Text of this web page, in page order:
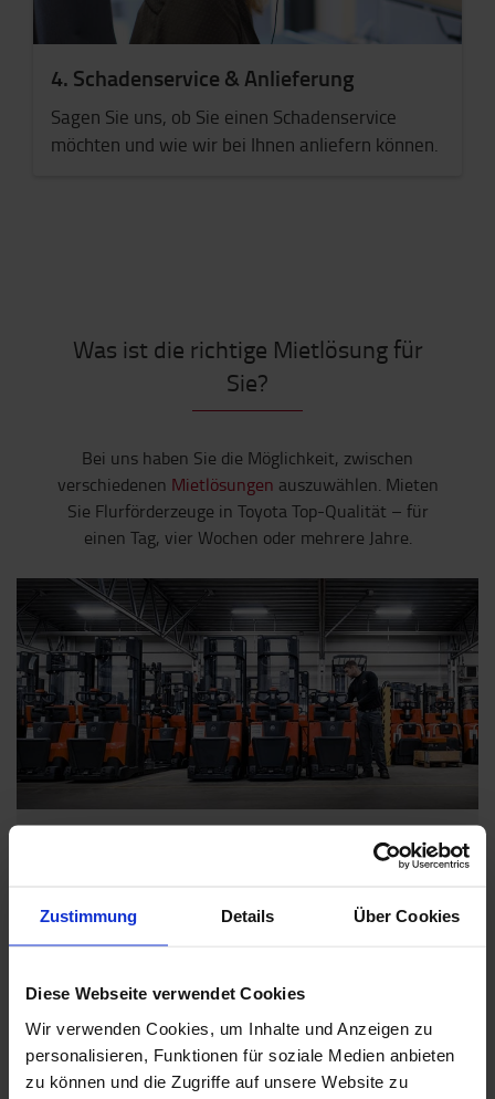
Zustimmung Details Über Cookies
Diese Webseite verwendet Cookies
Wir verwenden Cookies, um Inhalte und Anzeigen zu
personalisieren, Funktionen für soziale Medien anbieten
zu können und die Zugriffe auf unsere Website zu
4. Schadenservice & Anlieferung
Sagen Sie uns, ob Sie einen Schadenservice
möchten und wie wir bei Ihnen anliefern können.
Was ist die richtige Mietlösung für
Sie?
Bei uns haben Sie die Möglichkeit, zwischen
verschiedenen Mietlösungen auszuwählen. Mieten
Sie Flurförderzeuge in Toyota Top-Qualität – für
einen Tag, vier Wochen oder mehrere Jahre.
Reisekosten
Wartung und gesetzliche Sicherheitsprüfungen
MEHR ÜBER UNSER SERVICE-ANGEBOT
ERFAHREN